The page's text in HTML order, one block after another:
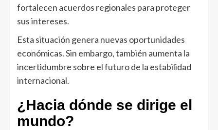
fortalecen acuerdos regionales para proteger
sus intereses.
Esta situación genera nuevas oportunidades
económicas. Sin embargo, también aumenta la
incertidumbre sobre el futuro de la estabilidad
internacional.
¿Hacia dónde se dirige el
mundo?